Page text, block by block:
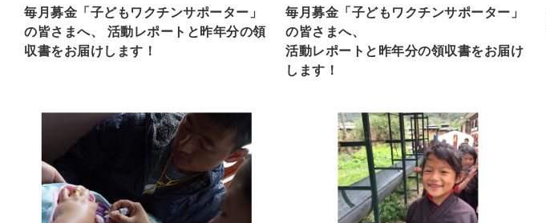
毎月募金「子どもワクチンサポーター」
の皆さまへ、 活動レポートと昨年分の領
収書をお届けします！
毎月募金「子どもワクチンサポーター」
の皆さまへ、
活動レポートと昨年分の領収書をお届け
します！